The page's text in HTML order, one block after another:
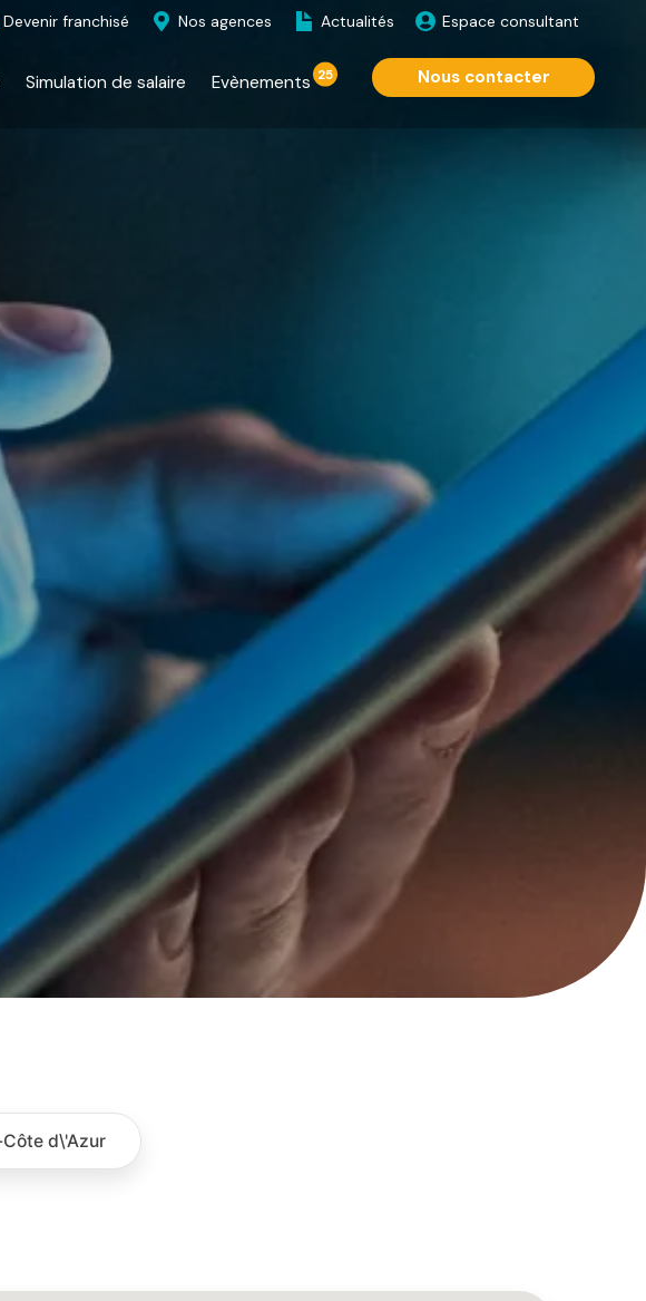
Devenir franchisé Nos agences Actualités Espace consultant
Simulation de salaire Evènements 25 Nous contacter